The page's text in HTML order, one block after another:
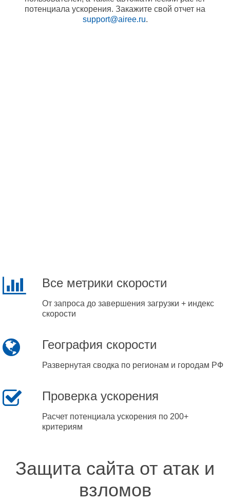
потенциала ускорения. Закажите свой отчет на
support@airee.ru.
Все метрики скорости
От запроса до завершения загрузки + индекс
скорости
География скорости
Развернутая сводка по регионам и городам РФ
Проверка ускорения
Расчет потенциала ускорения по 200+
критериям
Защита сайта от атак и
взломов